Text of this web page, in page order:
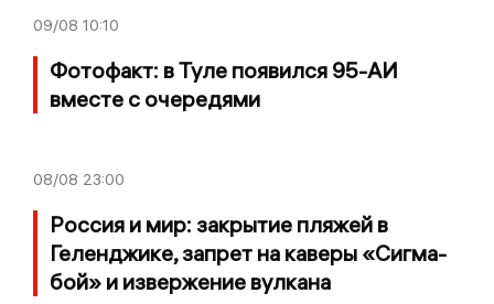
09/08 10:10
Фотофакт: в Туле появился 95-АИ
вместе с очередями
08/08 23:00
Россия и мир: закрытие пляжей в
Геленджике, запрет на каверы «Сигма-
бой» и извержение вулкана